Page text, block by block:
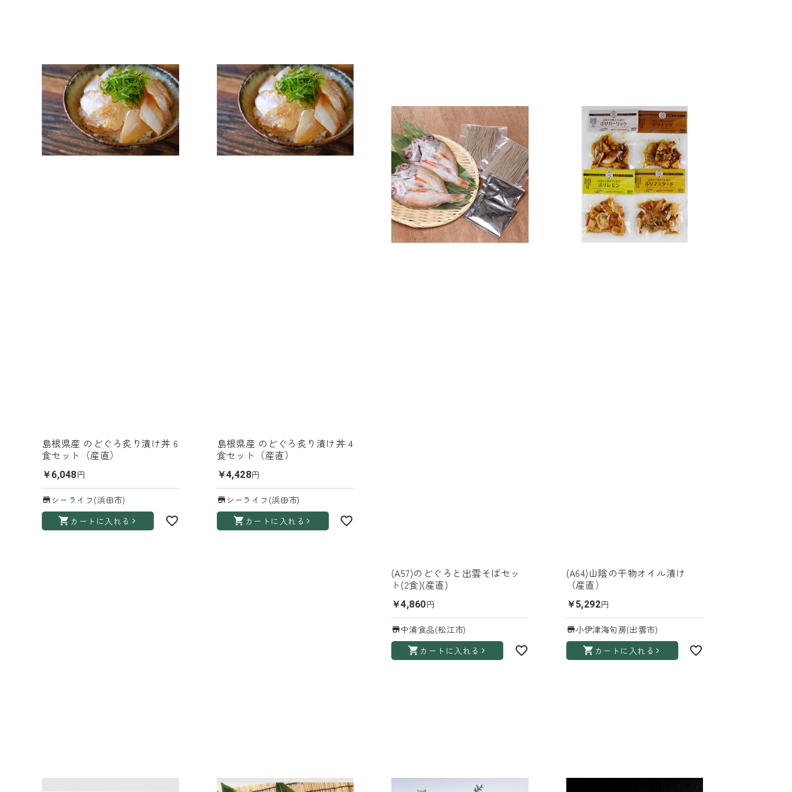
島根県産 のどぐろ炙り漬け丼 6
食セット（産直）
￥6,048円
シーライフ(浜田市)
カートに入れる
島根県産 のどぐろ炙り漬け丼 4
食セット（産直）
￥4,428円
シーライフ(浜田市)
カートに入れる
(A57)のどぐろと出雲そばセッ
ト(2食)(産直)
￥4,860円
中浦食品(松江市)
カートに入れる
(A64)山陰の干物オイル漬け
（産直）
￥5,292円
小伊津海旬房(出雲市)
カートに入れる